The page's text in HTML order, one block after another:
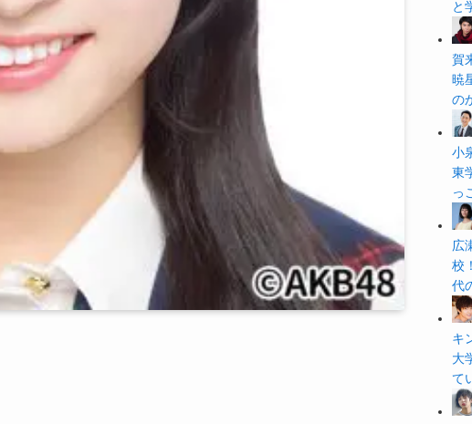
と
賀
暁
の
小
東
っ
広
校
代
キ
大
て